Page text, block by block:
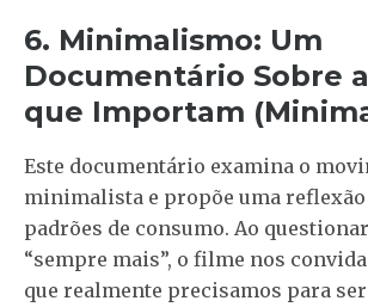
6. Minimalismo: Um
Documentário Sobre
que Importam
Este documentário examina o
minimalista e propõe uma reflexão
padrões de consumo. Ao
“sempre mais”, o filme nos
que realmente precisamos para